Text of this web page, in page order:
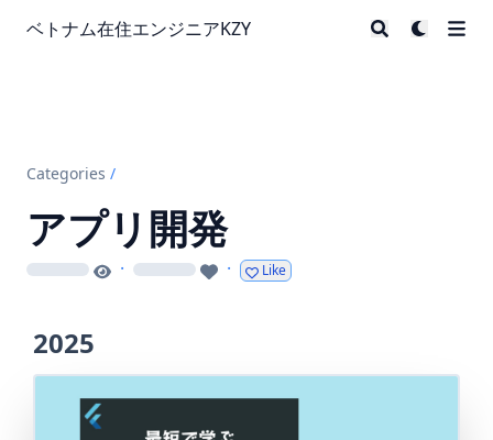
ベトナム在住エンジニアKZY
Categories /
アプリ開発
loading · loading · Like
2025